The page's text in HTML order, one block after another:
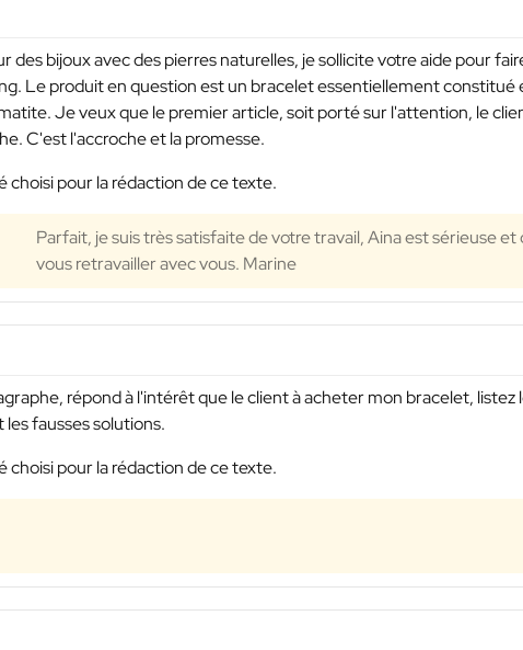
des bijoux avec des pierres naturelles, je sollicite votre aide pour
Le produit en question est un bracelet essentiellement constitué
Je veux que le premier article, soit porté sur l'attention, le
C'est l'accroche et la promesse.
choisi pour la rédaction de ce texte.
Parfait, je suis très satisfaite de votre travail, Aina est sérieuse
vous retravailler avec vous. Marine
répond à l'intérêt que le client à acheter mon bracelet, listez
fausses solutions.
choisi pour la rédaction de ce texte.